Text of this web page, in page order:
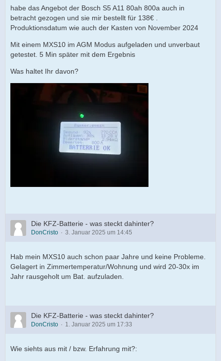
habe das Angebot der Bosch S5 A11 80ah 800a auch in
betracht gezogen und sie mir bestellt für 138€ .
Produktionsdatum wie auch der Kasten von November 2024
Mit einem MXS10 im AGM Modus aufgeladen und unverbaut
getestet. 5 Min später mit dem Ergebnis
Was haltet Ihr davon?
Die KFZ-Batterie - was steckt dahinter?
DonCristo 3. Januar 2025 um 14:45
Hab mein MXS10 auch schon paar Jahre und keine Probleme.
Gelagert in Zimmertemperatur/Wohnung und wird 20-30x im
Jahr rausgeholt um Bat. aufzuladen.
Die KFZ-Batterie - was steckt dahinter?
DonCristo 1. Januar 2025 um 17:33
Wie siehts aus mit / bzw. Erfahrung mit?: